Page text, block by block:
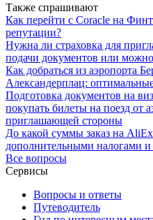
Также спрашивают
Как перейти с Coracle на
репутации?
Нужна ли страховка для
подачи документов или
Как добраться из аэропорта
Александерплац:
Подготовка документов на
покупать билеты на поезд от
приглашающей стороны
До какой суммы заказ на
дополнительными налогами
Все вопросы
Сервисы
Вопросы и ответы
Путеводитель